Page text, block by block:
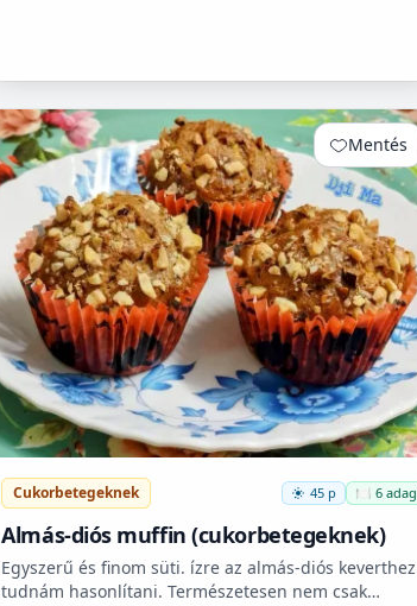
Mentés
Cukorbetegeknek 45 p 🍽️ 6 adag
Almás-diós muffin (cukorbetegeknek)
Egyszerű és finom süti. ízre az almás-diós keverthez
tudnám hasonlítani. Természetesen nem csak